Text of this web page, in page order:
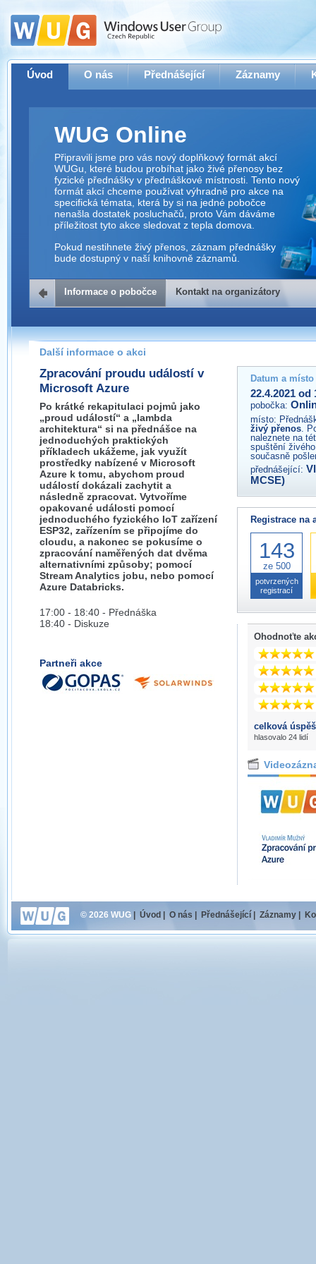
Úvod O nás Přednášející Záznamy
WUG Online
Připravili jsme pro vás nový doplňkový formát akcí
WUGu, které budou probíhat jako živé přenosy bez
fyzické přednášky v přednáškové místnosti. Tento nový
formát akcí chceme používat výhradně pro akce na
specifická témata, která by si na jedné pobočce
nenašla dostatek posluchačů, proto Vám dáváme
příležitost tyto akce sledovat z tepla domova.
Pokud nestihnete živý přenos, záznam přednášky
bude dostupný v naší knihovně záznamů.
Kontakt na organizátory
Pokud máte jakýkoliv dotaz na organizátory této akce,
prosím neváhejte nás kontaktovat na e-mailu:
Informace o pobočce Kontakt na organizátory
Další informace o akci
Zpracování proudu událostí v
Microsoft Azure
Po krátké rekapitulaci pojmů jako
„proud událostí“ a „lambda
architektura“ si na přednášce na
jednoduchých praktických
příkladech ukážeme, jak využít
prostředky nabízené v Microsoft
Azure k tomu, abychom proud
událostí dokázali zachytit a
následně zpracovat. Vytvoříme
opakované události pomocí
jednoduchého fyzického IoT zařízení
ESP32, zařízením se připojíme do
cloudu, a nakonec se pokusíme o
zpracování naměřených dat dvěma
alternativními způsoby; pomocí
Stream Analytics jobu, nebo pomocí
Azure Databricks.
17:00 - 18:40 - Přednáška
18:40 - Diskuze
Partneři akce
Datum a
22.4.2021 od
pobočka:
místo:
živý přenos.
naleznete na
spuštění
současně
přednášející:
MCSE)
Registrace na
143
ze 500
potvrzených
registrací
Ohodnoťte
celková
hlasovalo 24 lidí
© 2026 WUG Úvod O nás Přednášející Záznamy